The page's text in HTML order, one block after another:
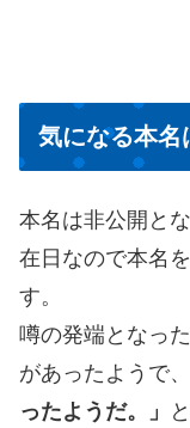
気になる本名
本名は非公開と
在日なので本名
す。
噂の発端となっ
があったようで
ったようだ。」